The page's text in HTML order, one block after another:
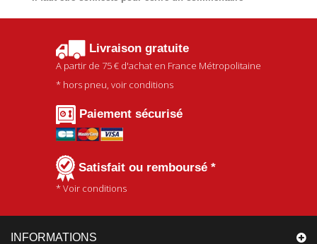
Livraison gratuite
A partir de 75 € d'achat en France Métropolitaine
* hors pneu, voir conditions
Paiement sécurisé
Satisfait ou remboursé *
* Voir conditions
INFORMATIONS